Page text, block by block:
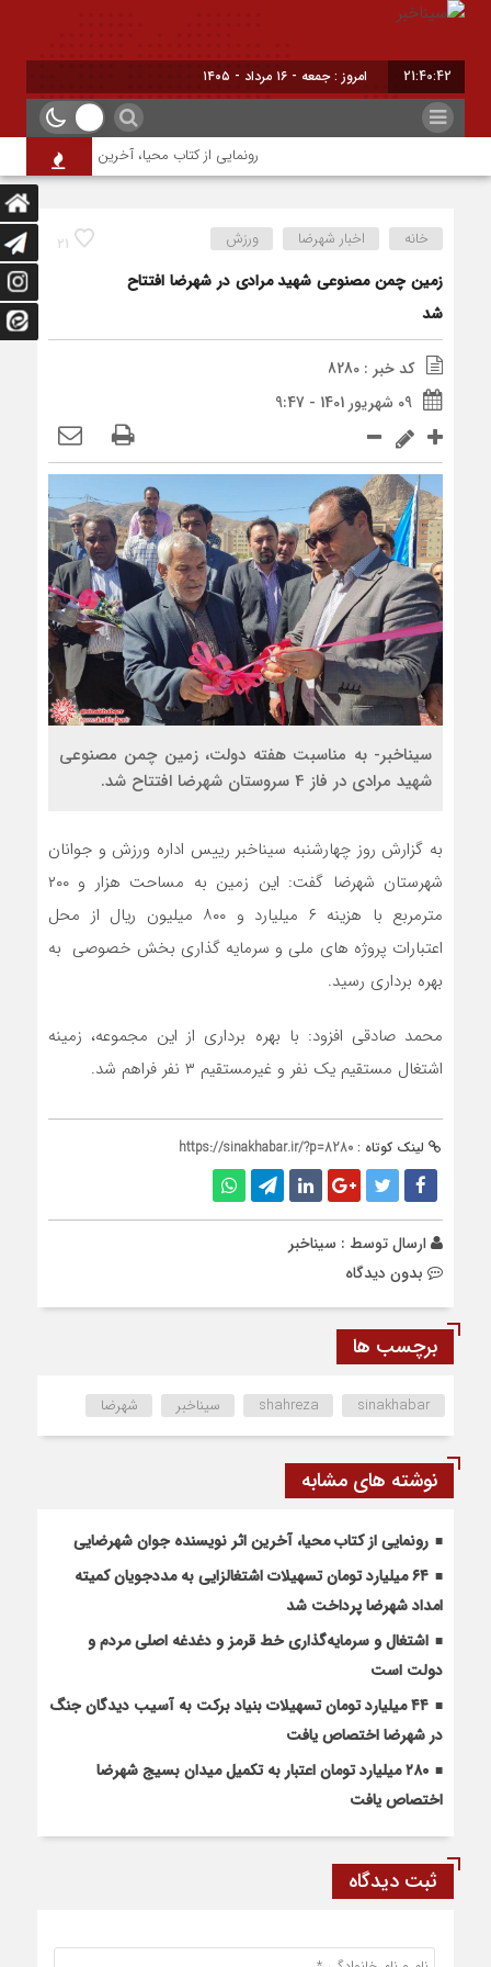
21:40:42 امروز : جمعه - ۱۶ مرداد - ۱۴۰۵
رونمایی از کتاب محیا، آخرین اثر نویسنده
21 خانه اخبار شهرضا ورزش
زمین چمن مصنوعی شهید مرادی در شهرضا افتتاح
شد
کد خبر : 8280
09 شهریور 1401 - 9:47
سیناخبر- به مناسبت هفته دولت، زمین چمن مصنوعی
شهید مرادی در فاز 4 سروستان شهرضا افتتاح شد.
به گزارش روز چهارشنبه سیناخبر رییس اداره ورزش و جوانان
شهرستان شهرضا گفت: این زمین به مساحت هزار و ۲۰۰
مترمربع با هزینه ۶ میلیارد و ۸۰۰ میلیون ریال از محل
اعتبارات پروژه های ملی و سرمایه گذاری بخش خصوصی به
بهره برداری رسید.
محمد صادقی افزود: با بهره برداری از این مجموعه، زمینه
اشتغال مستقیم یک نفر و غیرمستقیم ۳ نفر فراهم شد.
لینک کوتاه : https://sinakhabar.ir/?p=8280
ارسال توسط : سیناخبر
بدون دیدگاه
برچسب ها
shahreza sinakhabar سیناخبر شهرضا
نوشته های مشابه
رونمایی از کتاب محیا، آخرین اثر نویسنده جوان شهرضایی
۶۴ میلیارد تومان تسهیلات اشتغالزایی به مددجویان کمیته
امداد شهرضا پرداخت شد
اشتغال و سرمایه‌گذاری خط قرمز و دغدغه اصلی مردم و
دولت است
۴۴ میلیارد تومان تسهیلات بنیاد برکت به آسیب دیدگان جنگ
در شهرضا اختصاص یافت
۲۸۰ میلیارد تومان اعتبار به تکمیل میدان بسیج شهرضا
اختصاص یافت
ثبت دیدگاه